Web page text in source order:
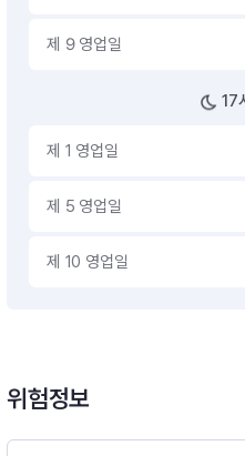
제 9 영업일
17
제 1 영업일
제 5 영업일
제 10 영업일
위험정보